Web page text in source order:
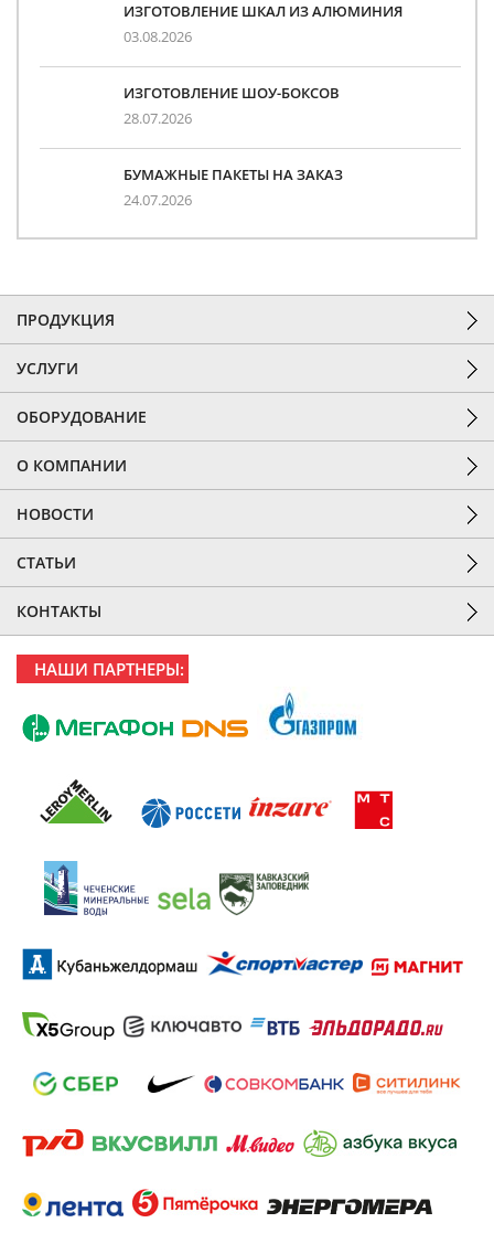
ИЗГОТОВЛЕНИЕ ШКАЛ ИЗ АЛЮМИНИЯ
03.08.2026
ИЗГОТОВЛЕНИЕ ШОУ-БОКСОВ
28.07.2026
БУМАЖНЫЕ ПАКЕТЫ НА ЗАКАЗ
24.07.2026
ПРОДУКЦИЯ
УСЛУГИ
ОБОРУДОВАНИЕ
О КОМПАНИИ
НОВОСТИ
СТАТЬИ
КОНТАКТЫ
НАШИ ПАРТНЕРЫ: